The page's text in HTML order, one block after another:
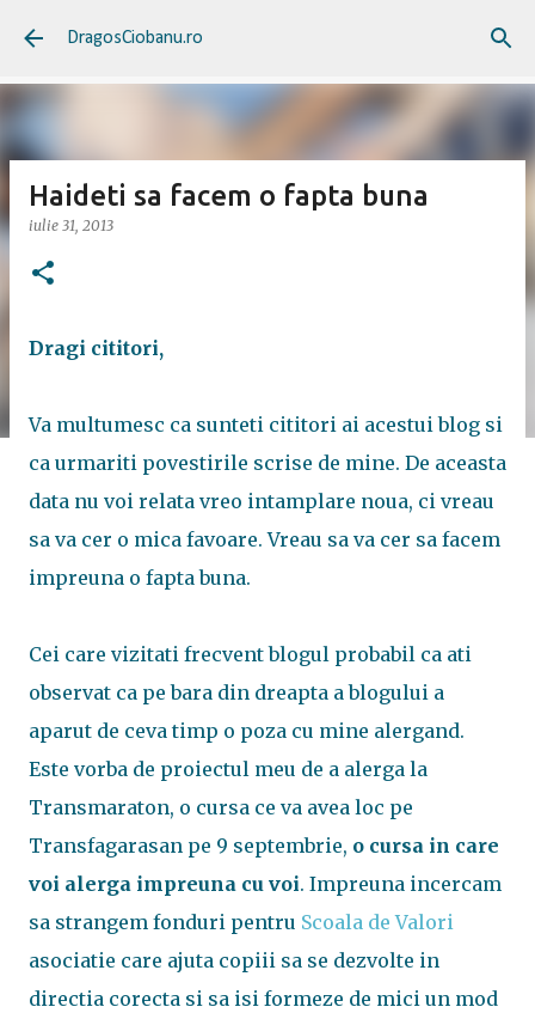
Treceți la conținutul principal
DragosCiobanu.ro
Haideti sa facem o fapta buna
iulie 31, 2013
Dragi cititori,
Va multumesc ca sunteti cititori ai acestui blog si
ca urmariti povestirile scrise de mine. De aceasta
data nu voi relata vreo intamplare noua, ci vreau
sa va cer o mica favoare. Vreau sa va cer sa facem
impreuna o fapta buna.
Cei care vizitati frecvent blogul probabil ca ati
observat ca pe bara din dreapta a blogului a
aparut de ceva timp o poza cu mine alergand.
Este vorba de proiectul meu de a alerga la
Transmaraton, o cursa ce va avea loc pe
Transfagarasan pe 9 septembrie, o cursa in care
voi alerga impreuna cu voi. Impreuna incercam
sa strangem fonduri pentru Scoala de Valori
asociatie care ajuta copiii sa se dezvolte in
directia corecta si sa isi formeze de mici un mod